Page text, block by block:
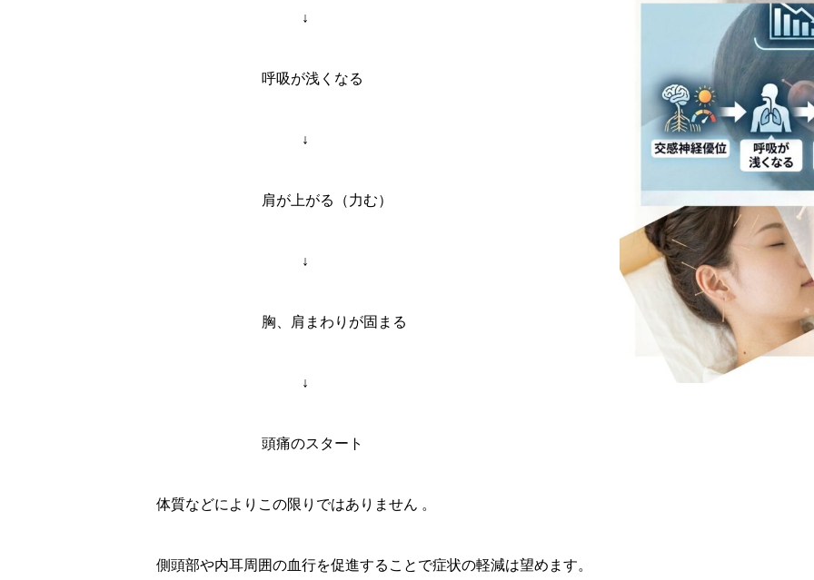
↓
呼吸が浅くなる
↓
肩が上がる（力む）
↓
胸、肩まわりが固まる
↓
頭痛のスタート
体質などによりこの限りではありません 。
側頭部や内耳周囲の血行を促進することで症状の軽減は望めます。